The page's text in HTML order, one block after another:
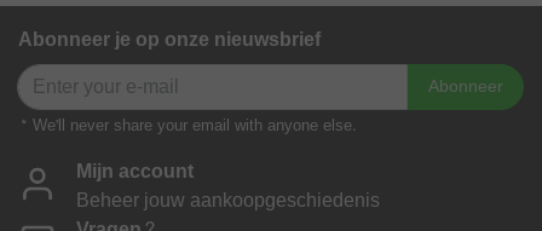
Abonneer je op onze nieuwsbrief
Abonneer
* We'll never share your email with anyone else.
Mijn account
Beheer jouw aankoopgeschiedenis